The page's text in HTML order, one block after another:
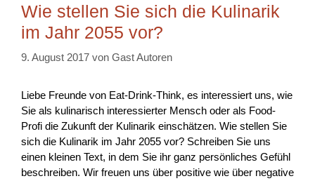
Wie stellen Sie sich die Kulinarik
im Jahr 2055 vor?
9. August 2017 von Gast Autoren
Liebe Freunde von Eat-Drink-Think, es interessiert uns, wie
Sie als kulinarisch interessierter Mensch oder als Food-
Profi die Zukunft der Kulinarik einschätzen. Wie stellen Sie
sich die Kulinarik im Jahr 2055 vor? Schreiben Sie uns
einen kleinen Text, in dem Sie ihr ganz persönliches Gefühl
beschreiben. Wir freuen uns über positive wie über negative